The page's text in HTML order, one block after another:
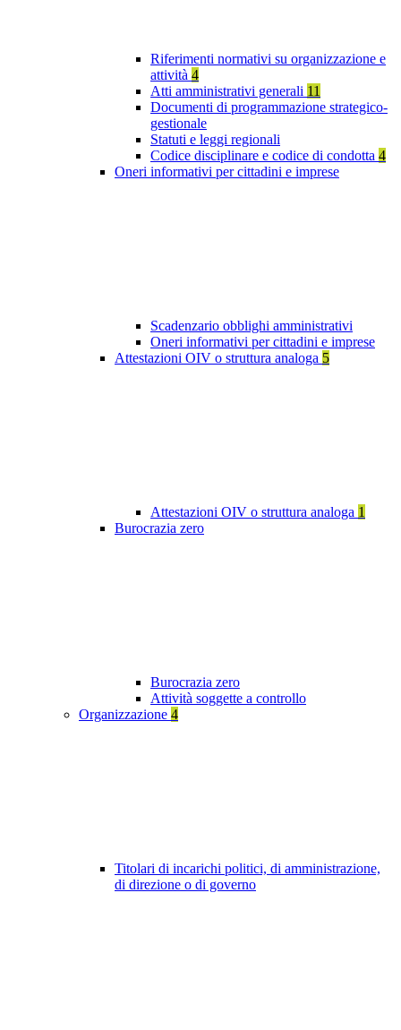
Riferimenti normativi su organizzazione e
attività 4
Atti amministrativi generali 11
Documenti di programmazione strategico-
gestionale
Statuti e leggi regionali
Codice disciplinare e codice di condotta 4
Oneri informativi per cittadini e imprese
Scadenzario obblighi amministrativi
Oneri informativi per cittadini e imprese
Attestazioni OIV o struttura analoga 5
Attestazioni OIV o struttura analoga 1
Burocrazia zero
Burocrazia zero
Attività soggette a controllo
Organizzazione 4
Titolari di incarichi politici, di amministrazione,
di direzione o di governo